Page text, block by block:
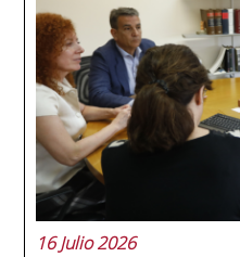
internacionales de la
en una ceremonia
con 44 grados y más
Ricardo Navarro,
Generac Power
y antiguo alumno...
16 Julio 2026